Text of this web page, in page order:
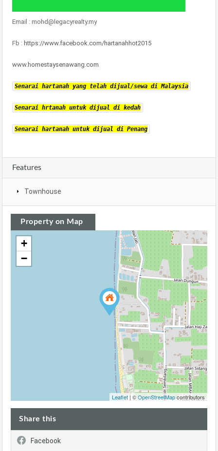
Email : mohd@legacyrealty.my
Fb : https://www.facebook.com/hartanahhot2015
www.homestaysenawang.com
Senarai hartanah yang telah dijual/sewa di Malaysia
Senarai hrtanah untuk dijual di kedah
Senarai hartanah untuk dijual di Penang
Features
Townhouse
Property on Map
+
−
Leaflet | ©OpenStreetMapcontributors
Share this
Facebook